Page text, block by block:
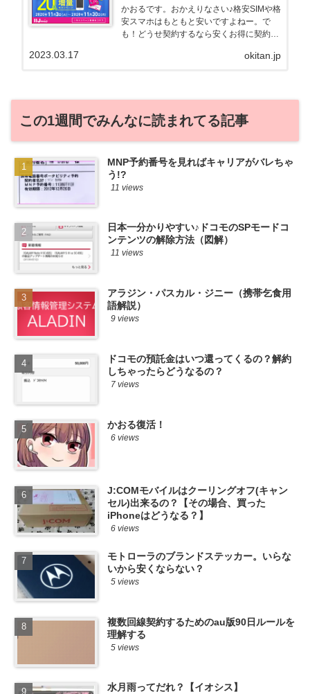
かおるです。おかえりなさい♪格安SIMや格
安スマホはもともと安いですよねー。で
も！どうせ契約するなら安くお得に契約し
る自身も、そういう案件を常に狙ってます
okitan.jp
2023.03.17
この1週間でみんなに読まれてる記事
MNP予約番号を見ればキャリアがバレちゃ
う!?
11 views
日本一分かりやすい♪ドコモのSPモードコ
ンテンツの解除方法（図解）
11 views
アラジン・パスカル・ジニー（携帯乞食用
語解説）
9 views
ドコモの預託金はいつ還ってくるの？解約
しちゃったらどうなるの？
7 views
かおる復活！
6 views
J:COMモバイルはクーリングオフ(キャン
セル)出来るの？【その場合、買った
iPhoneはどうなる？】
6 views
モトローラのブランドステッカー。いらな
いから安くならない？
5 views
複数回線契約するためのau版90日ルールを
理解する
5 views
水月雨ってだれ？【イオシス】